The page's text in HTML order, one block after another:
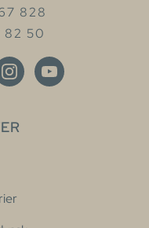
828
82 50